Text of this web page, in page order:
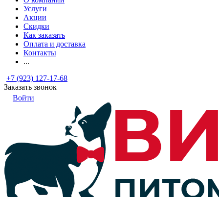
Услуги
Акции
Скидки
Как заказать
Оплата и доставка
Контакты
...
+7 (923) 127-17-68
Заказать звонок
Войти